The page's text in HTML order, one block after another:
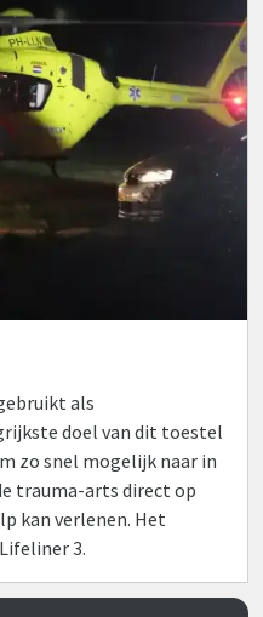
als
doel van dit toestel
zo snel mogelijk naar in
trauma-arts direct op
kan verlenen. Het
3.